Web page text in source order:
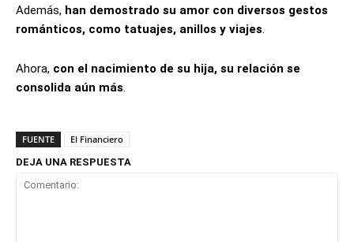
Además, han demostrado su amor con diversos gestos
románticos, como tatuajes, anillos y viajes.
Ahora, con el nacimiento de su hija, su relación se
consolida aún más.
FUENTE
El Financiero
DEJA UNA RESPUESTA